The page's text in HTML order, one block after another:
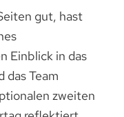
gut, hast
Einblick in das
das Team
zweiten